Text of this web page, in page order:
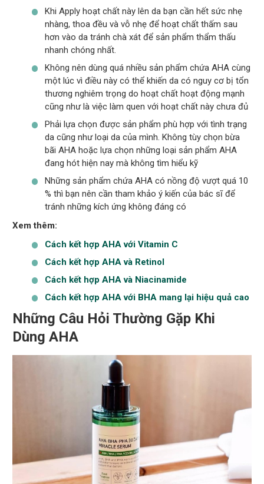
Khi Apply hoạt chất này lên da bạn cần hết sức nhẹ
nhàng, thoa đều và vỗ nhẹ để hoạt chất thấm sau
hơn vào da tránh chà xát để sản phẩm thẩm thấu
nhanh chóng nhất.
Không nên dùng quá nhiều sản phẩm chứa AHA cùng
một lúc vì điều này có thể khiến da có nguy cơ bị tổn
thương nghiêm trọng do hoạt chất hoạt động mạnh
cũng như là việc làm quen với hoạt chất này chưa đủ
Phải lựa chọn được sản phẩm phù hợp với tình trạng
da cũng như loại da của mình. Không tùy chọn bừa
bãi AHA hoặc lựa chọn những loại sản phẩm AHA
đang hót hiện nay mà không tìm hiểu kỹ
Những sản phẩm chứa AHA có nồng độ vượt quá 10
% thì bạn nên cần tham khảo ý kiến của bác sĩ để
tránh những kích ứng không đáng có
Xem thêm:
Cách kết hợp AHA với Vitamin C
Cách kết hợp AHA và Retinol
Cách kết hợp AHA và Niacinamide
Cách kết hợp AHA với BHA mang lại hiệu quả cao
Những Câu Hỏi Thường Gặp Khi
Dùng AHA